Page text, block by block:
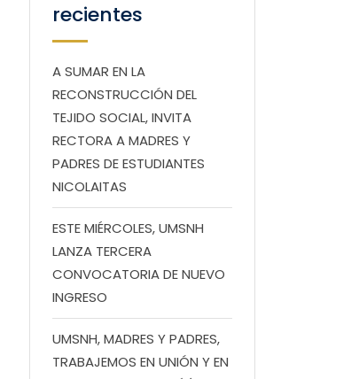
recientes
A SUMAR EN LA
RECONSTRUCCIÓN DEL
TEJIDO SOCIAL, INVITA
RECTORA A MADRES Y
PADRES DE ESTUDIANTES
NICOLAITAS
ESTE MIÉRCOLES, UMSNH
LANZA TERCERA
CONVOCATORIA DE NUEVO
INGRESO
UMSNH, MADRES Y PADRES,
TRABAJEMOS EN UNIÓN Y EN